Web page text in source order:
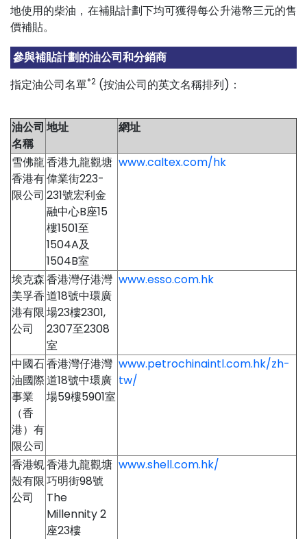
地使用的柴油，在補貼計劃下均可獲得每公升港幣三元的售
價補貼。
參與補貼計劃的油公司和分銷商
指定油公司名單*2 (按油公司的英文名稱排列)：
油公司
名稱
地址 網址
雪佛龍
香港有
限公司
香港九龍觀塘
偉業街223-
231號宏利金
融中心B座15
樓1501至
1504A及
1504B室
www.caltex.com/hk
埃克森
美孚香
港有限
公司
香港灣仔港灣
道18號中環廣
場23樓2301,
2307至2308
室
www.esso.com.hk
中國石
油國際
事業
（香
港）有
限公司
香港灣仔港灣
道18號中環廣
場59樓5901室
www.petrochinaintl.com.hk/zh-
tw/
香港蜆
殼有限
公司
香港九龍觀塘
巧明街98號
The
Millennity 2
座23樓
www.shell.com.hk/